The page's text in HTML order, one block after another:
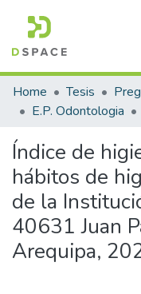
Communities &
All of DSpace
Statistics
Home Tesis
E.P. Odontologia
Índice de
hábitos de
de la
40631 Juan
Arequipa,